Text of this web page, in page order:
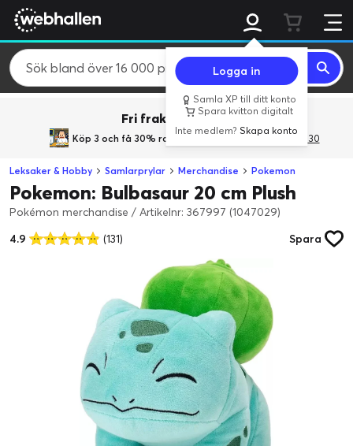
Logga in
Samla XP till ditt konto
Spara kvitton digitalt
Inte medlem?Skapa konto
Fri frakt över 800 kr.
Köp 3 och få 30% rabatt med rabattkoden 3Gives30
Leksaker & Hobby Samlarprylar Merchandise Pokemon
Pokemon: Bulbasaur 20 cm Plush
Pokémon merchandise / Artikelnr: 367997 (1047029)
4.9
(131) Spara